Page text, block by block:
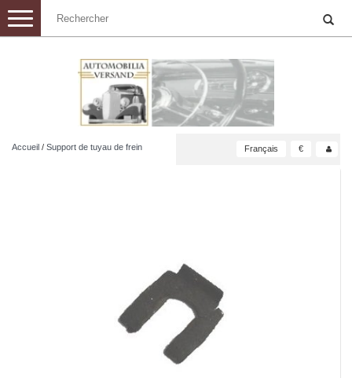
Toggle
navigation
Accueil / Support de tuyau de frein Français €